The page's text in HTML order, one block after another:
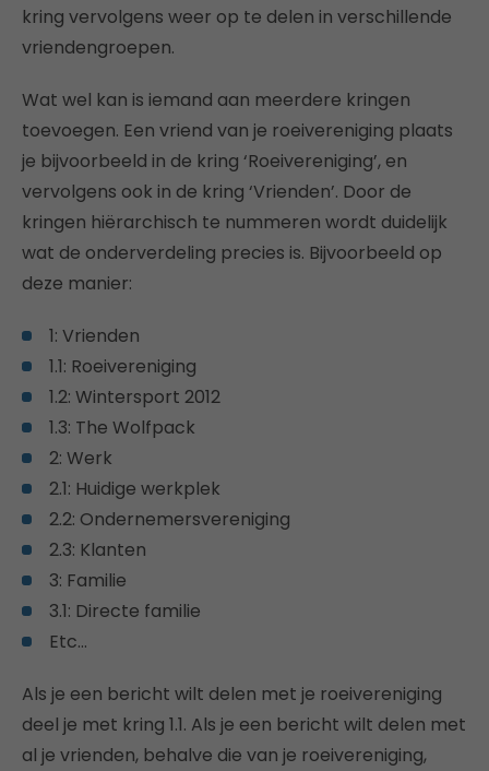
kring vervolgens weer op te delen in verschillende
vriendengroepen.
Wat wel kan is iemand aan meerdere kringen
toevoegen. Een vriend van je roeivereniging plaats
je bijvoorbeeld in de kring ‘Roeivereniging’, en
vervolgens ook in de kring ‘Vrienden’. Door de
kringen hiërarchisch te nummeren wordt duidelijk
wat de onderverdeling precies is. Bijvoorbeeld op
deze manier:
1: Vrienden
1.1: Roeivereniging
1.2: Wintersport 2012
1.3: The Wolfpack
2: Werk
2.1: Huidige werkplek
2.2: Ondernemersvereniging
2.3: Klanten
3: Familie
3.1: Directe familie
Etc…
Als je een bericht wilt delen met je roeivereniging
deel je met kring 1.1. Als je een bericht wilt delen met
al je vrienden, behalve die van je roeivereniging,